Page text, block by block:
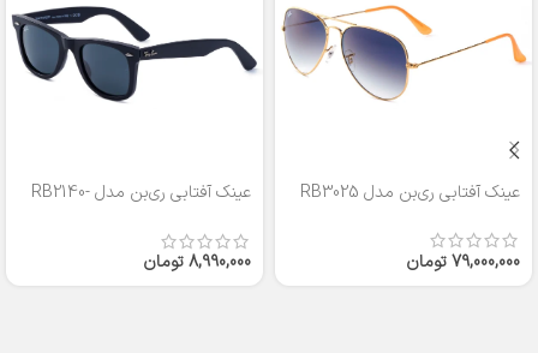
عینک آفتابی ری‌بن مدل RB3025
79,000,000تومان
عینک آفتابی ری‌بن مدل RB2140-
8,990,000تومان